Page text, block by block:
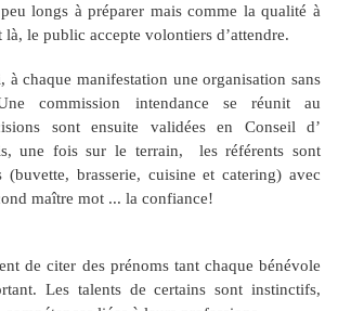
longs à préparer mais comme la qualité à
le public accepte volontiers d’attendre.
à chaque manifestation une organisation sans
commission intendance se réunit au
sont ensuite validées en Conseil d’
une fois sur le terrain, les référents sont
(buvette, brasserie, cuisine et catering) avec
maître mot ... la confiance!
de citer des prénoms tant chaque bénévole
Les talents de certains sont instinctifs,